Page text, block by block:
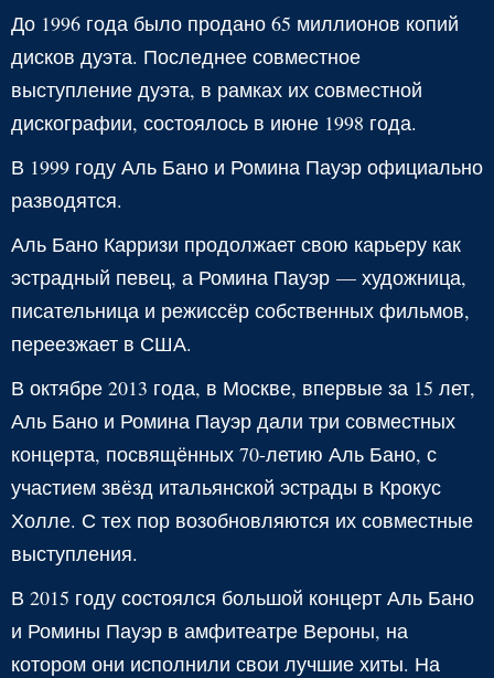
До 1996 года было продано 65 миллионов копий
дисков дуэта. Последнее совместное
выступление дуэта, в рамках их совместной
дискографии, состоялось в июне 1998 года.
В 1999 году Аль Бано и Ромина Пауэр официально
разводятся.
Аль Бано Карризи продолжает свою карьеру как
эстрадный певец, а Ромина Пауэр — художница,
писательница и режиссёр собственных фильмов,
переезжает в США.
В октябре 2013 года, в Москве, впервые за 15 лет,
Аль Бано и Ромина Пауэр дали три совместных
концерта, посвящённых 70-летию Аль Бано, с
участием звёзд итальянской эстрады в Крокус
Холле. С тех пор возобновляются их совместные
выступления.
В 2015 году состоялся большой концерт Аль Бано
и Ромины Пауэр в амфитеатре Вероны, на
котором они исполнили свои лучшие хиты. На